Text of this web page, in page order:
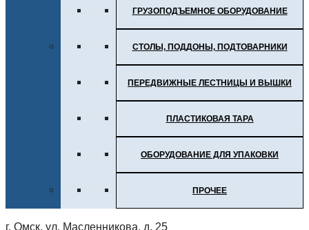
ГРУЗОПОДЪЕМНОЕ ОБОРУДОВАНИЕ
СТОЛЫ, ПОДДОНЫ, ПОДТОВАРНИКИ
ПЕРЕДВИЖНЫЕ ЛЕСТНИЦЫ И ВЫШКИ
ПЛАСТИКОВАЯ ТАРА
ОБОРУДОВАНИЕ ДЛЯ УПАКОВКИ
ПРОЧЕЕ
г. Омск, ул. Масленникова, д. 25